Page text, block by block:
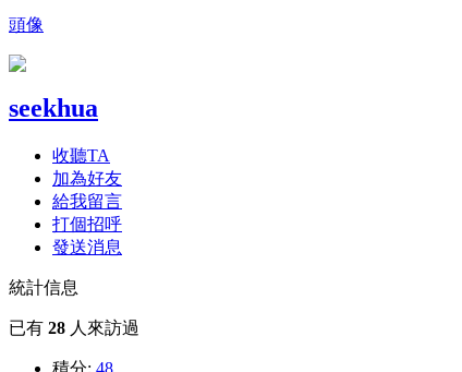
頭像
seekhua
收聽TA
加為好友
給我留言
打個招呼
發送消息
統計信息
已有 28 人來訪過
積分: 48